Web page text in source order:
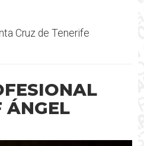
Cruz de Tenerife
ÁNGEL